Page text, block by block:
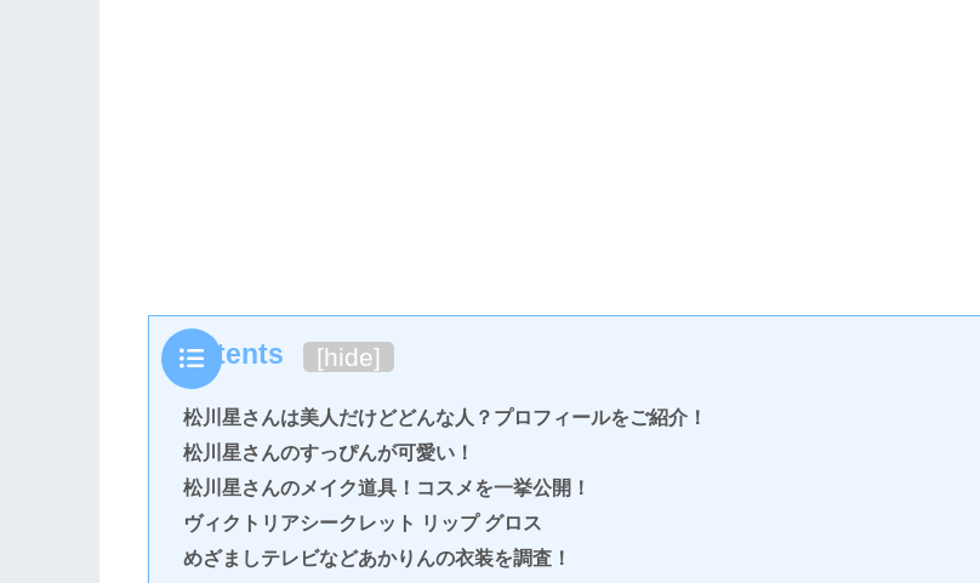
Contents [hide]
松川星さんは美人だけどどんな人？プロフィールをご紹介！
松川星さんのすっぴんが可愛い！
松川星さんのメイク道具！コスメを一挙公開！
ヴィクトリアシークレット リップ グロス
めざましテレビなどあかりんの衣装を調査！